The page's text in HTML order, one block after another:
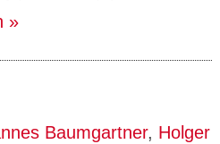
Baumgartner, Holger